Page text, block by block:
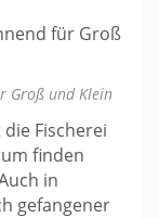
Groß und Klein
Fischerei
finden
in
gefangener